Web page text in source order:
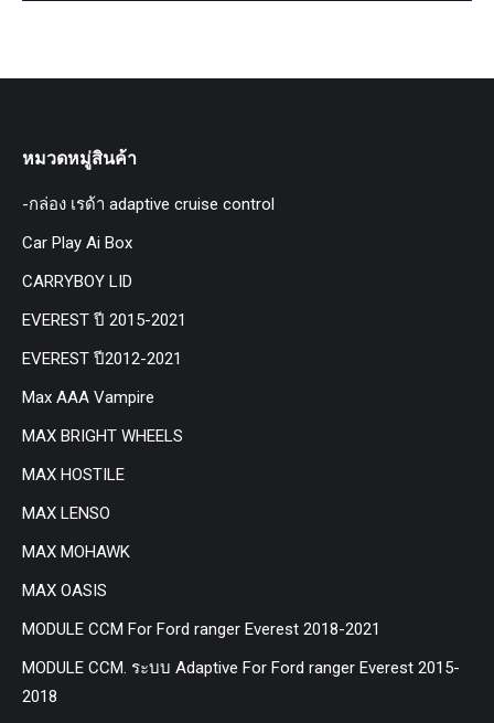
หมวดหมู่สินค้า
-กล่อง เรด้า adaptive cruise control
Car Play Ai Box
CARRYBOY LID
EVEREST ปี 2015-2021
EVEREST ปี2012-2021
Max AAA Vampire
MAX BRIGHT WHEELS
MAX HOSTILE
MAX LENSO
MAX MOHAWK
MAX OASIS
MODULE CCM For Ford ranger Everest 2018-2021
MODULE CCM. ระบบ Adaptive For Ford ranger Everest 2015-
2018